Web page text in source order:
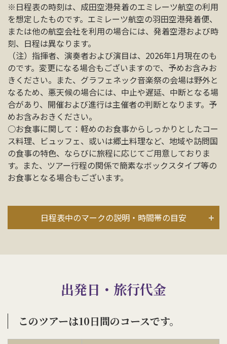
※日程表の時刻は、成田空港発着のエミレーツ航空の利用
を想定したものです。エミレーツ航空の羽田空港発着便、
または他の航空会社を利用の場合には、発着空港および時
刻、日程は異なります。
（注）指揮者、演奏者および演目は、2026年1月現在のも
のです。変更になる場合もございますので、予めお含みお
きください。また、グラフェネック音楽祭の会場は野外と
なるため、悪天候の場合には、中止や遅延、中断となる場
合があり、開催および進行は主催者の判断となります。予
めお含みおきください。
○お食事に関して：軽めのお食事からしっかりとしたコー
ス料理、ビュッフェ、或いは郷土料理など、地域や訪問国
の食事の特色、ならびに旅程に応じてご用意しておりま
す。また、ツアー行程の関係で簡素なボックスタイプ等の
お食事となる場合もございます。
日程表中のマークの説明・時間帯の目安
出発日・旅行代金
このツアーは10日間のコースです。